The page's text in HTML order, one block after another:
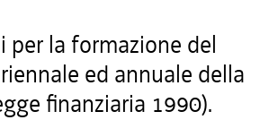
per la formazione del
ed annuale della
finanziaria 1990).